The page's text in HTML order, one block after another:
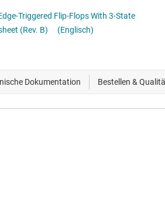
Triggered Flip-Flops With 3-State
(Rev. B)
(Englisch)